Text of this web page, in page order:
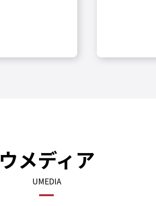
ウメディア
UMEDIA